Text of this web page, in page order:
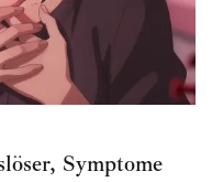
Symptome